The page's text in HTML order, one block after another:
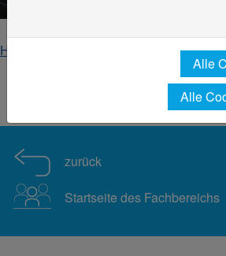
Hochschule
Home
Fachbereich Textil- und
Smart Textiles
Alle Meldungen Smart Textiles
zurück
Startseite des Fachbereichs
Alle
Alle